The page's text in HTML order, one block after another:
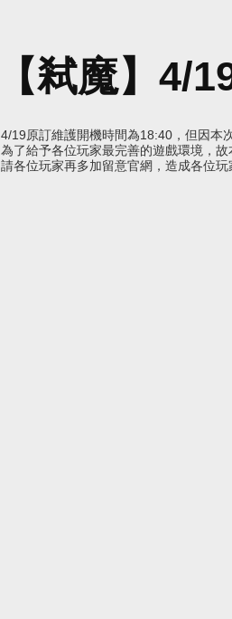
【弒魔】4/
4/19原訂維護開機時間為18:40，但因本
為了給予各位玩家最完善的遊戲環境，
請各位玩家再多加留意官網，造成各位玩